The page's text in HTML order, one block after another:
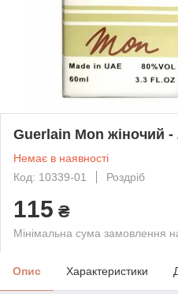
Guerlain Mon жіночий
Немає в наявності
Код: 10339-01
Роздріб
115 ₴
Мінімальна сума замовлення
Опис Характеристики